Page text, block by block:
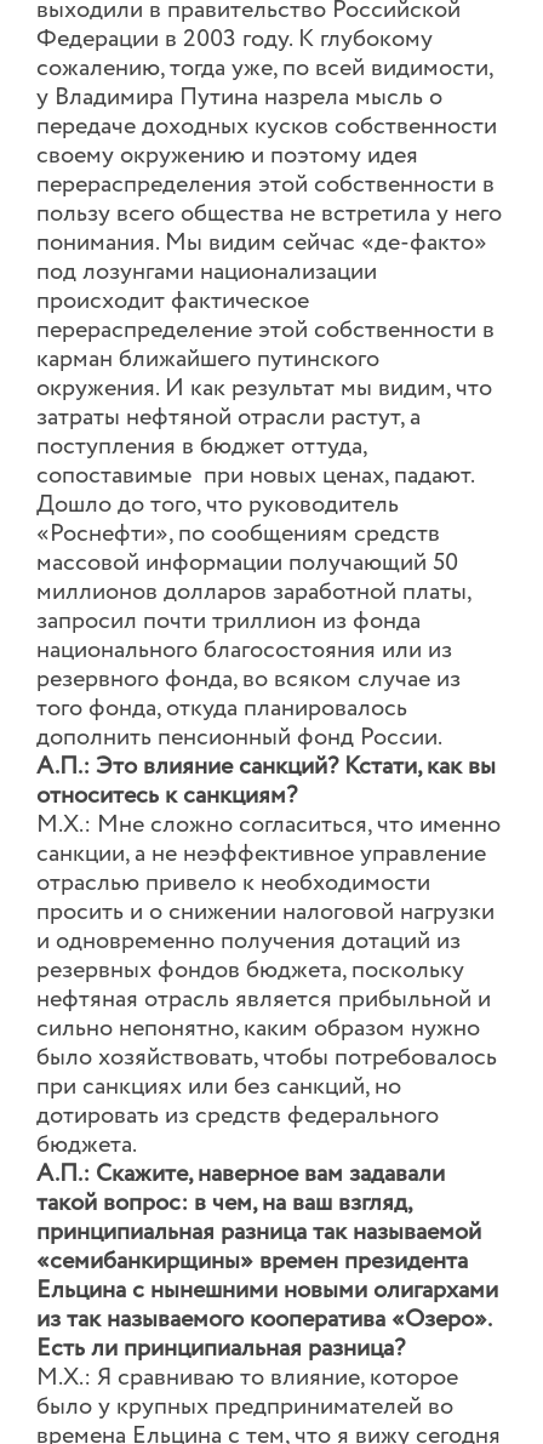
выходили в правительство Российской
Федерации в 2003 году. К глубокому
сожалению, тогда уже, по всей видимости,
у Владимира Путина назрела мысль о
передаче доходных кусков собственности
своему окружению и поэтому идея
перераспределения этой собственности в
пользу всего общества не встретила у него
понимания. Мы видим сейчас «де-факто»
под лозунгами национализации
происходит фактическое
перераспределение этой собственности в
карман ближайшего путинского
окружения. И как результат мы видим, что
затраты нефтяной отрасли растут, а
поступления в бюджет оттуда,
сопоставимые при новых ценах, падают.
Дошло до того, что руководитель
«Роснефти», по сообщениям средств
массовой информации получающий 50
миллионов долларов заработной платы,
запросил почти триллион из фонда
национального благосостояния или из
резервного фонда, во всяком случае из
того фонда, откуда планировалось
дополнить пенсионный фонд России.
А.П.: Это влияние санкций? Кстати, как вы
относитесь к санкциям?
М.Х.: Мне сложно согласиться, что именно
санкции, а не неэффективное управление
отраслью привело к необходимости
просить и о снижении налоговой нагрузки
и одновременно получения дотаций из
резервных фондов бюджета, поскольку
нефтяная отрасль является прибыльной и
сильно непонятно, каким образом нужно
было хозяйствовать, чтобы потребовалось
при санкциях или без санкций, но
дотировать из средств федерального
бюджета.
А.П.: Скажите, наверное вам задавали
такой вопрос: в чем, на ваш взгляд,
принципиальная разница так называемой
«семибанкирщины» времен президента
Ельцина с нынешними новыми олигархами
из так называемого кооператива «Озеро».
Есть ли принципиальная разница?
М.Х.: Я сравниваю то влияние, которое
было у крупных предпринимателей во
времена Ельцина с тем, что я вижу сегодня